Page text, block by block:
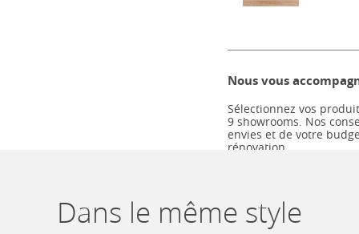
Nous vous
Sélectionnez vos
9 showrooms. Nos
envies et de votre
rénovation.
Descriptif technique
Dans le même style